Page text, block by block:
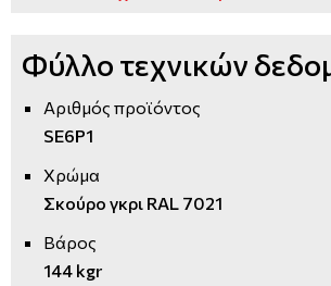
Φύλλο τεχνικών
Αριθμός προϊόντος
SE6P1
Χρώμα
Σκούρο γκρι RAL 7021
Βάρος
144 kgr